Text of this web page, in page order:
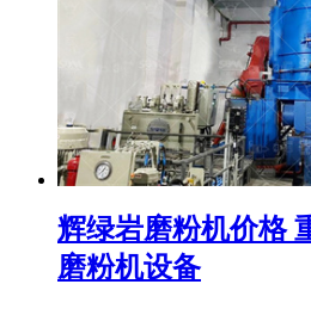
辉绿岩磨粉机价格
磨粉机设备